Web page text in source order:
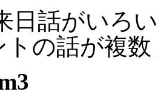
日話がいろ
トの話が複